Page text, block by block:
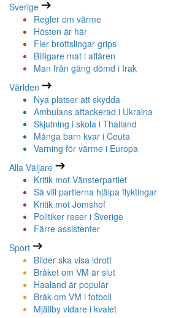
Sverige
Regler om värme
Hösten är här
Fler brottslingar grips
Billigare mat i affären
Man från gäng dömd i Irak
Världen
Nya platser att skydda
Ambulans attackerad i Ukraina
Skjutning i skola i Thailand
Många barn kvar i Ceuta
Varning för värme i Europa
Alla Väljare
Kritik mot Vänsterpartiet
Så vill partierna hjälpa flyktingar
Kritik mot Jomshof
Politiker reser i Sverige
Färre assistenter
Sport
Bilder ska visa idrott
Bråket om VM är slut
Haaland är populär
Bråk om VM i fotboll
Mjällby vidare i kvalet